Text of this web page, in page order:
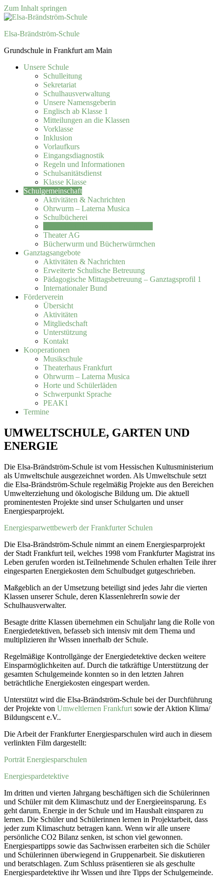
Zum Inhalt springen
Elsa-Brändström-Schule
Grundschule in Frankfurt am Main
Unsere Schule
Schulleitung
Sekretariat
Schulhausverwaltung
Unsere Namensgeberin
Englisch ab Klasse 1
Mitteilungen an die Klassen
Vorklasse
Inklusion
Vorlaufkurs
Eingangsdiagnostik
Regeln und Informationen
Schulsanitätsdienst
Klasse Klasse
Schulgemeinschaft
Aktivitäten & Nachrichten
Ohrwurm – Laterna Musica
Schulbücherei
Theater AG
Bücherwurm und Bücherwürmchen
Ganztagsangebote
Aktivitäten & Nachrichten
Erweiterte Schulische Betreuung
Pädagogische Mittagsbetreuung – Ganztagsprofil 1
Internationaler Bund
Förderverein
Übersicht
Aktivitäten
Mitgliedschaft
Unterstützung
Kontakt
Kooperationen
Musikschule
Theaterhaus Frankfurt
Ohrwurm – Laterna Musica
Horte und Schülerläden
Schwerpunkt Sprache
PEAK1
Termine
UMWELTSCHULE, GARTEN UND
ENERGIE
Die Elsa-Brändström-Schule ist vom Hessischen Kultusministerium
als Umweltschule ausgezeichnet worden. Als Umweltschule setzt
die Elsa-Brändström-Schule regelmäßig Projekte aus den Bereichen
Umwelterziehung und ökologische Bildung um. Die aktuell
prominentesten Projekte sind unser Schulgarten und unser
Energiesparprojekt.
Energiesparwettbewerb der Frankfurter Schulen
Die Elsa-Brändström-Schule nimmt an einem Energiesparprojekt
der Stadt Frankfurt teil, welches 1998 vom Frankfurter Magistrat ins
Leben gerufen worden ist.Teilnehmende Schulen erhalten Teile ihrer
eingesparten Energiekosten dem Schulbudget gutgeschrieben.
Maßgeblich an der Umsetzung beteiligt sind jedes Jahr die vierten
Klassen unserer Schule, deren KlassenlehrerIn sowie der
Schulhausverwalter.
Besagte dritte Klassen übernehmen ein Schuljahr lang die Rolle von
Energiedetektiven, befasseb sich intensiv mit dem Thema und
multiplizieren ihr Wissen innerhalb der Schule.
Regelmäßige Kontrollgänge der Energiedetektive decken weitere
Einsparmöglichkeiten auf. Durch die tatkräftige Unterstützung der
gesamten Schulgemeinde konnten so in den letzten Jahren
beträchtliche Energiekosten eingespart werden.
Unterstützt wird die Elsa-Brändström-Schule bei der Durchführung
der Projekte von Umweltlernen Frankfurt sowie der Aktion Klima/
Bildungscent e.V..
Die Arbeit der Frankfurter Energiesparschulen wird auch in diesem
verlinkten Film dargestellt:
Porträt Energiesparschulen
Energiespardetektive
Im dritten und vierten Jahrgang beschäftigen sich die Schülerinnen
und Schüler mit dem Klimaschutz und der Energieeinsparung. Es
geht darum, Energie in der Schule und im Haushalt einsparen zu
lernen. Die Schüler und Schülerinnen lernen in Projektarbeit, dass
jeder zum Klimaschutz betragen kann. Wenn wir alle unsere
persönliche CO2 Bilanz senken, ist schon viel gewonnen.
Energiespartipps sowie das Sachwissen erarbeiten sich die Schüler
und Schülerinnen überwiegend in Gruppenarbeit. Sie diskutieren
und beratschlagen. Zum Schluss präsentieren sie als geschulte
Energiespardetektive ihr Wissen und ihre Tipps der Schulgemeinde.